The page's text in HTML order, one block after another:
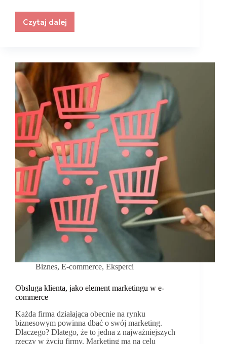
Czytaj dalej
Co
content?
dlaczego
warto
wdrożyć
w
sklepie
internetowym?
Biznes, E-commerce, Eksperci
Obsługa klienta, jako element marketingu w e-
commerce
Każda firma działająca obecnie na rynku
biznesowym powinna dbać o swój marketing.
Dlaczego? Dlatego, że to jedna z najważniejszych
rzeczy w życiu firmy. Marketing ma na celu